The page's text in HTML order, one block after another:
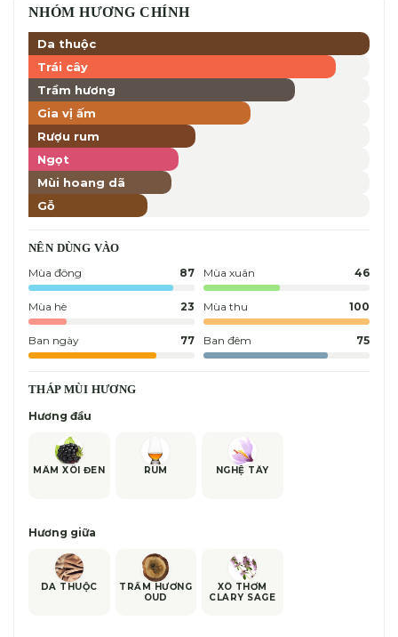
NHÓM HƯƠNG CHÍNH
Da thuộc
Trái cây
Trầm hương
Gia vị ấm
Rượu rum
Ngọt
Mùi hoang dã
Gỗ
NÊN DÙNG VÀO
Mùa đông
87 Mùa xuân 46
Mùa hè 23 Mùa thu 100
Ban ngày 77 Ban đêm 75
THÁP MÙI HƯƠNG
Hương đầu
MÂM XÔI ĐEN RUM NGHỆ TÂY
Hương giữa
DA THUỘC
TRẦM HƯƠNG
OUD
XÔ THƠM
CLARY SAGE